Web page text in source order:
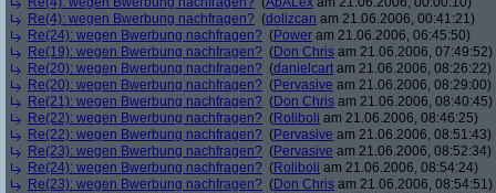
Re(4): wegen Bwerbung nachfragen? (dolizcan am 21.06.2006, 00:41:21)
Re(24): wegen Bwerbung nachfragen? (Power am 21.06.2006, 06:45:50)
Re(19): wegen Bwerbung nachfragen? (Don Chris am 21.06.2006, 07:49:52)
Re(20): wegen Bwerbung nachfragen? (danielcart am 21.06.2006, 08:26:22)
Re(20): wegen Bwerbung nachfragen? (Pervasive am 21.06.2006, 08:29:00)
Re(21): wegen Bwerbung nachfragen? (Don Chris am 21.06.2006, 08:40:45)
Re(22): wegen Bwerbung nachfragen? (Roliboli am 21.06.2006, 08:46:25)
Re(22): wegen Bwerbung nachfragen? (Pervasive am 21.06.2006, 08:51:43)
Re(23): wegen Bwerbung nachfragen? (Pervasive am 21.06.2006, 08:52:34)
Re(24): wegen Bwerbung nachfragen? (Roliboli am 21.06.2006, 08:54:24)
Re(23): wegen Bwerbung nachfragen? (Don Chris am 21.06.2006, 08:54:51)